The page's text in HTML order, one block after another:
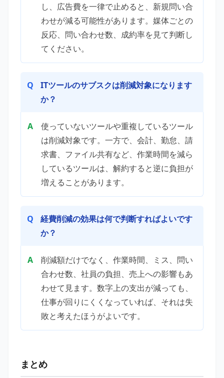
し、広告費を一律で止めると、新規問い合
わせが減る可能性があります。媒体ごとの
反応、問い合わせ数、成約率を見て判断し
てください。
ITツールのサブスクは削減対象になります
か？
使っていないツールや重複しているツール
は削減対象です。一方で、会計、勤怠、請
求書、ファイル共有など、作業時間を減ら
しているツールは、解約すると逆に負担が
増えることがあります。
経費削減の効果は何で判断すればよいです
か？
削減額だけでなく、作業時間、ミス、問い
合わせ数、社員の負担、売上への影響もあ
わせて見ます。数字上の支出が減っても、
仕事が回りにくくなっていれば、それは失
敗と考えたほうがよいです。
まとめ